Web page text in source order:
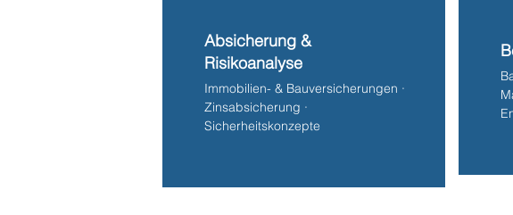
Absicherung &
Risikoanalyse
Immobilien- & Bauversicherungen ·
Zinsabsicherung ·
Sicherheitskonzepte